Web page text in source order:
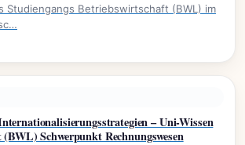
Studiengangs Betriebswirtschaft (BWL) im
– Uni-Wissen
Schwerpunkt Rechnungswesen